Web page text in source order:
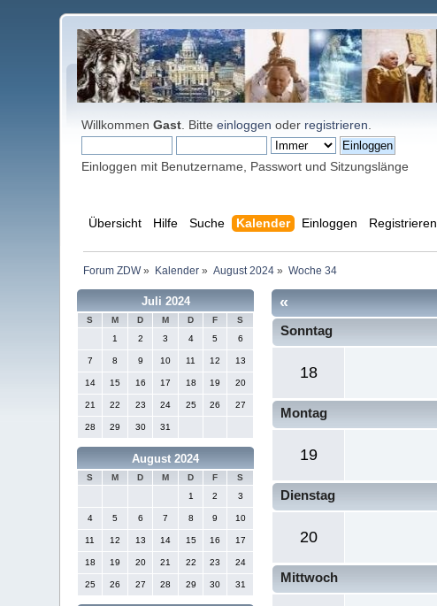
WillkommenGast . Bitteeinloggen oder registrieren
Einloggen mit Benutzername, Passwort und Sitzungslänge
Übersicht Hilfe Suche Kalender Einloggen Registrieren
Forum ZDW» Kalender» August 2024» Woche 34
Juli 2024
S M D M D F
S
1
2 3 4 5 6
7 8 9 10 11 12 13
14 15 16 17 18 19 20
21 22 23 24 25 26 27
28 29 30 31
August 2024
S M D M D F
S
1
2 3
4 5 6 7 8 9 10
11 12 13 14 15 16 17
18 19 20 21 22 23 24
25 26 27 28 29 30 31
«
Sonntag
18
Montag
19
Dienstag
20
Mittwoch